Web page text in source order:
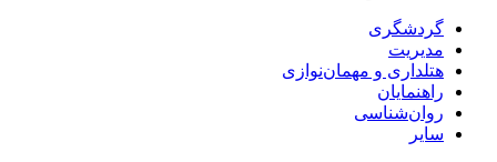
گردشگری
مدیریت
هتلداری و مهمان‌نوازی
راهنمایان
روان‌شناسی
سایر